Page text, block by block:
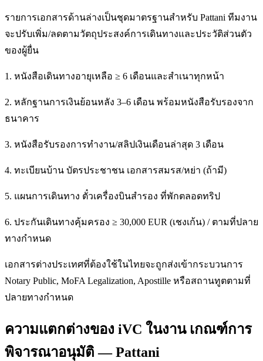
รายการเอกสารด้านล่างเป็นชุดมาตรฐานสำหรับ Pattani ทีมงาน
จะปรับเพิ่ม/ลดตามวัตถุประสงค์การเดินทางและประวัติส่วนตัว
ของผู้ยื่น
1. หนังสือเดินทางอายุเหลือ ≥ 6 เดือนและสำเนาทุกหน้า
2. หลักฐานการเงินย้อนหลัง 3–6 เดือน พร้อมหนังสือรับรองจาก
ธนาคาร
3. หนังสือรับรองการทำงาน/สลิปเงินเดือนล่าสุด 3 เดือน
4. ทะเบียนบ้าน บัตรประชาชน เอกสารสมรส/หย่า (ถ้ามี)
5. แผนการเดินทาง ตั๋วเครื่องบินสำรอง ที่พักตลอดทริป
6. ประกันเดินทางคุ้มครอง ≥ 30,000 EUR (เชงเก้น) / ตามที่ปลาย
ทางกำหนด
เอกสารต่างประเทศที่ต้องใช้ในไทยจะถูกส่งเข้ากระบวนการ
Notary Public, MoFA Legalization, Apostille หรือสถานทูตตามที่
ปลายทางกำหนด
ความแตกต่างของ iVC ในงาน เกณฑ์การ
พิจารณาอนุมัติ — Pattani